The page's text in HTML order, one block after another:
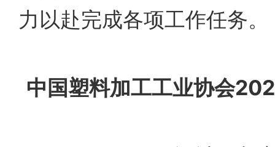
力以赴完成各项工作任务。
中国塑料加工工业协会